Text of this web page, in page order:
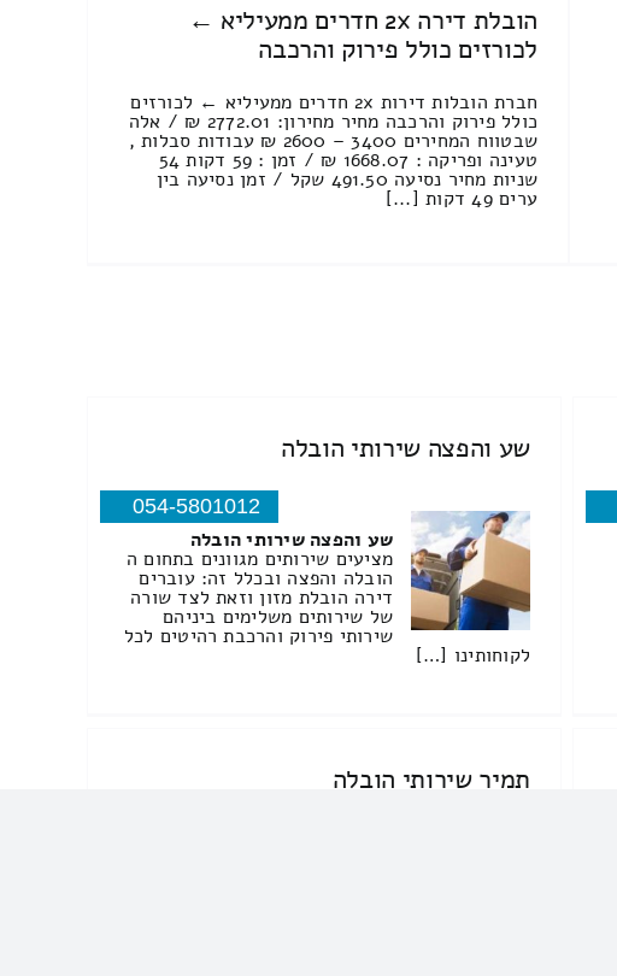
הובלת דירה 2x חדרים ממעיליא ←
לכורזים כולל פירוק והרכבה
חברת הובלות דירות 2x חדרים ממעיליא ← לכורזים
כולל פירוק והרכבה מחיר מחירון: 2772.01 ₪ / אלה
שבטווח המחירים 3400 – 2600 ₪ עבודות סבלות ,
טעינה ופריקה : 1668.07 ₪ / זמן : 59 דקות 54
שניות מחיר נסיעה 491.50 שקל / זמן נסיעה בין
ערים 49 דקות [...]
שע והפצה שירותי הובלה
054-5801012
שע והפצה שירותי הובלה
מציעים שירותים מגוונים בתחום ה
הובלה והפצה ובכלל זה: עוברים
דירה הובלת מזון וזאת לצד שורה
של שירותים משלימים ביניהם
שירותי פירוק והרכבת רהיטים לכל
לקוחותינו […]
תמיר שירותי הובלה